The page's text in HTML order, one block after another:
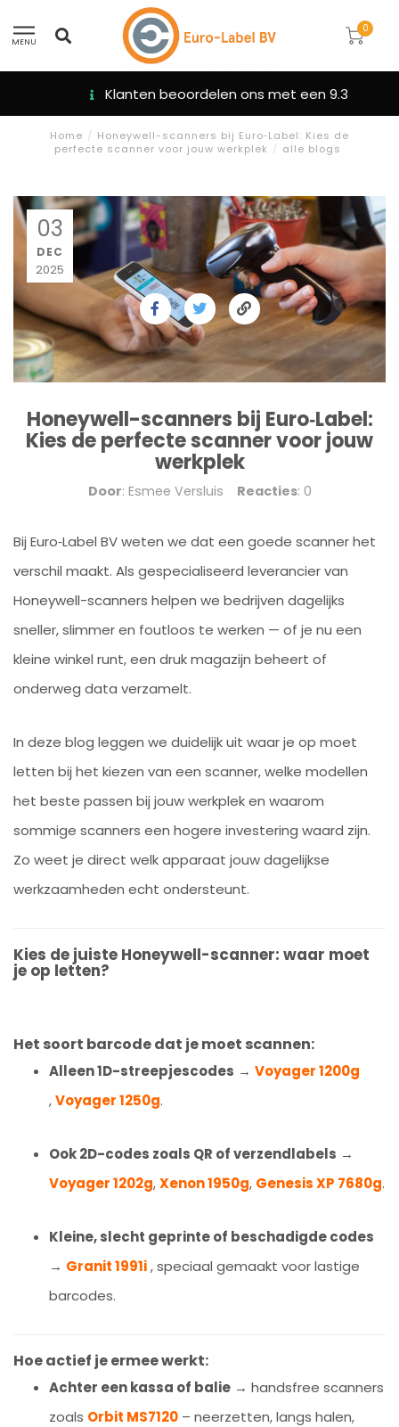
MENU
0
Klanten beoordelen ons met een 9.3
Home / Honeywell-scanners bij Euro‑Label: Kies de
perfecte scanner voor jouw werkplek / alle blogs
03
DEC
2025
Honeywell-scanners bij Euro‑Label:
Kies de perfecte scanner voor jouw
werkplek
Door: Esmee Versluis Reacties: 0
Bij Euro‑Label BV weten we dat een goede scanner het
verschil maakt. Als gespecialiseerd leverancier van
Honeywell-scanners helpen we bedrijven dagelijks
sneller, slimmer en foutloos te werken — of je nu een
kleine winkel runt, een druk magazijn beheert of
onderweg data verzamelt.
In deze blog leggen we duidelijk uit waar je op moet
letten bij het kiezen van een scanner, welke modellen
het beste passen bij jouw werkplek en waarom
sommige scanners een hogere investering waard zijn.
Zo weet je direct welk apparaat jouw dagelijkse
werkzaamheden echt ondersteunt.
Kies de juiste Honeywell-scanner: waar moet
je op letten?
Het soort barcode dat je moet scannen:
Alleen 1D-streepjescodes → Voyager 1200g
,Voyager 1250g.
Ook 2D-codes zoals QR of verzendlabels →
Voyager 1202g,Xenon 1950g, Genesis XP 7680g.
Kleine, slecht geprinte of beschadigde codes
→ Granit 1991i, speciaal gemaakt voor lastige
barcodes.
Hoe actief je ermee werkt:
Achter een kassa of balie → handsfree scanners
zoals Orbit MS7120 – neerzetten, langs halen,